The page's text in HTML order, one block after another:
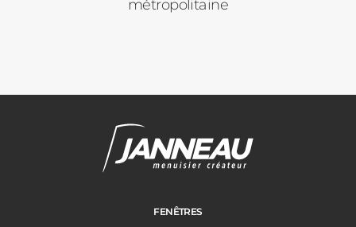
métropolitaine
FENÊTRES
Janneau Menuisier Créateur